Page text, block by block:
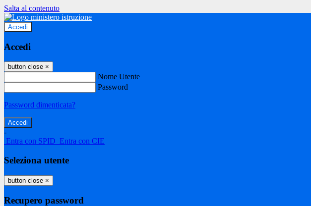
Salta al contenuto
Accedi
Accedi
button close ×
Nome Utente
Password
Password dimenticata?
-
Entra con SPID Entra con CIE
Seleziona utente
button close ×
Recupero password